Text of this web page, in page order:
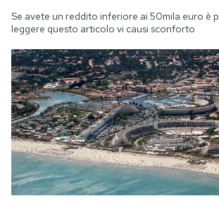
Se avete un reddito inferiore ai 50mila euro è
leggere questo articolo vi causi sconforto